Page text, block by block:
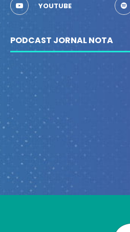
YOUTUBE
PODCAST JORNAL NOTA